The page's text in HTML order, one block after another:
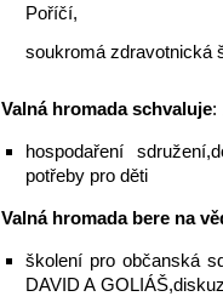
Poříčí,
soukromá zdravotnická
Valná hromada schvaluje:
hospodaření
potřeby pro děti
Valná hromada bere na
školení pro občanská
DAVID A